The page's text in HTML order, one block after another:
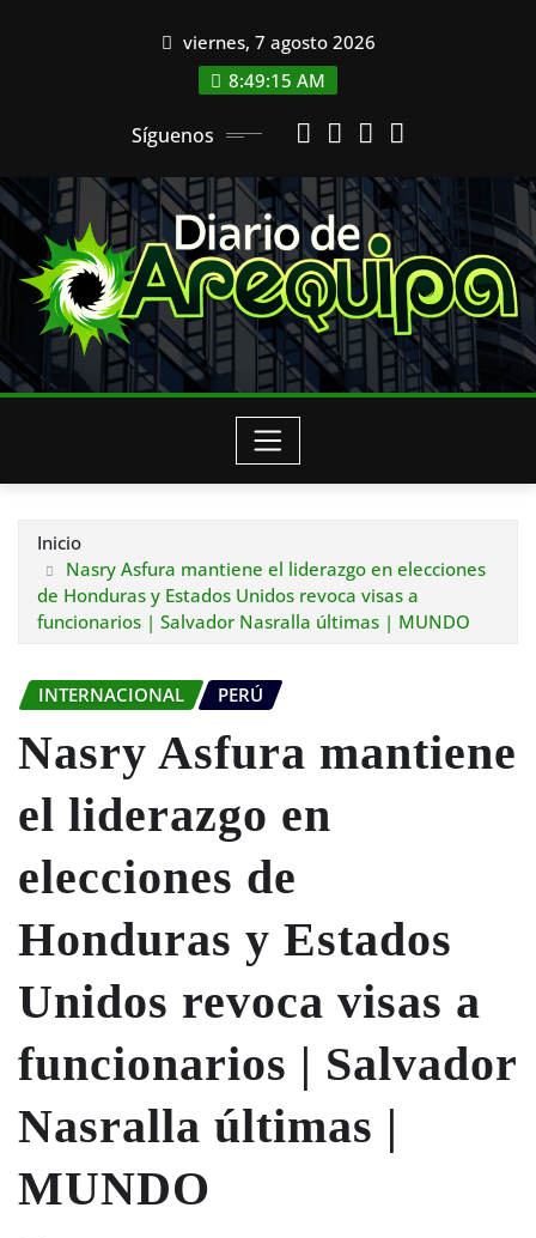
viernes, 7 agosto 2026
8:49:16 AM
Síguenos
Inicio
Nasry Asfura mantiene el liderazgo en elecciones
de Honduras y Estados Unidos revoca visas a
funcionarios | Salvador Nasralla últimas | MUNDO
INTERNACIONAL PERÚ
Nasry Asfura mantiene
el liderazgo en
elecciones de
Honduras y Estados
Unidos revoca visas a
funcionarios | Salvador
Nasralla últimas |
MUNDO